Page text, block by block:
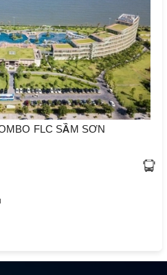
FLC SẦM SƠN